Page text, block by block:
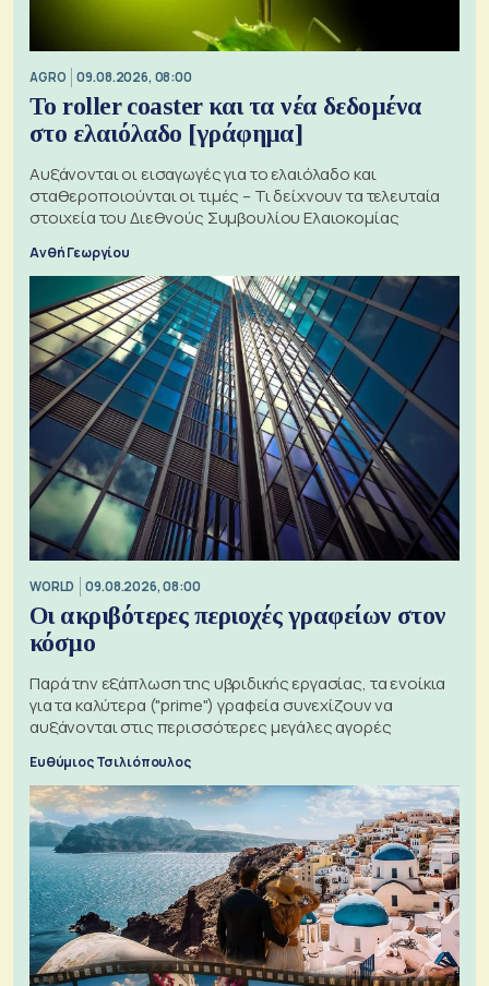
AGRO 09.08.2026, 08:00
Το roller coaster και τα νέα δεδομένα
στο ελαιόλαδο [γράφημα]
Αυξάνονται οι εισαγωγές για το ελαιόλαδο και
σταθεροποιούνται οι τιμές – Τι δείχνουν τα τελευταία
στοιχεία του Διεθνούς Συμβουλίου Ελαιοκομίας
Ανθή Γεωργίου
WORLD 09.08.2026, 08:00
Οι ακριβότερες περιοχές γραφείων στον
κόσμο
Παρά την εξάπλωση της υβριδικής εργασίας, τα ενοίκια
για τα καλύτερα ("prime") γραφεία συνεχίζουν να
αυξάνονται στις περισσότερες μεγάλες αγορές
Ευθύμιος Τσιλιόπουλος